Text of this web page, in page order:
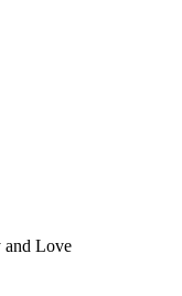
and Love